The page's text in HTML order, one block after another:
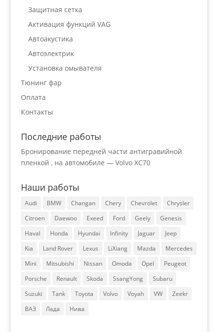
Защитная сетка
Активация функций VAG
Автоакустика
Автоэлектрик
Установка омывателя
Тюнинг фар
Оплата
Контакты
Последние работы
Бронирование передней части антигравийной
пленкой , на автомобиле — Volvo XC70
Наши работы
Audi BMW Changan Chery Chevrolet
Chrysler
Citroen
Daewoo Exeed Ford Geely
Genesis
Haval
Honda Hyundai Infinity Jaguar
Jeep
Kia
Land Rover Lexus LiXiang Mazda
Mercedes
Mini
Mitsubishi Nissan Omoda Opel
Peugeot
Porsche
Renault Skoda SsangYong
Subaru
Suzuki
Tank Toyota Volvo Voyah VW
Zeekr
ВАЗ
Лада Нива